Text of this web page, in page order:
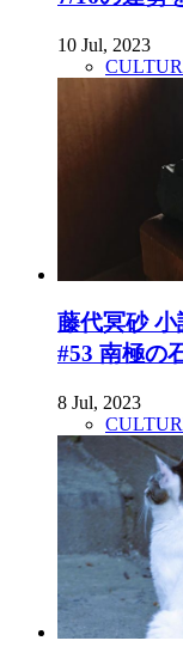
10 Jul, 2023
藤代冥砂
#53 南極の
8 Jul, 2023